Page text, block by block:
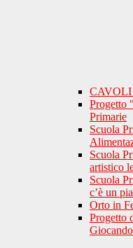
Progetto
Primarie
Scuola
Scuola
artistico
Scuola
c’è un
Orto in
Progetto